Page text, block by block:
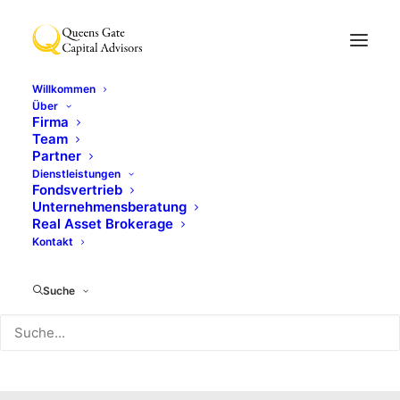
Willkommen
Über
Firma
Team
Partner
Dienstleistungen
Fondsvertrieb
Unternehmensberatung
Real Asset Brokerage
Kontakt
Suche